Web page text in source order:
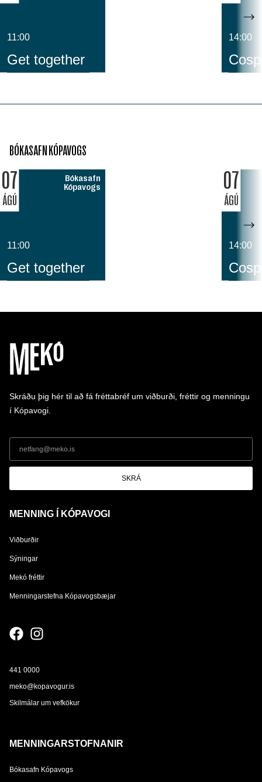
11:00
Get together
14:00
BÓKASAFN KÓPAVOGS
07
ÁGÚ
Bókasafn
Kópavogs
11:00
Get together
07
ÁGÚ
14:00
Skráðu þig hér til að fá fréttabréf um viðburði, fréttir og menningu
í Kópavogi.
SKRÁ
MENNING Í KÓPAVOGI
Viðburðir
Sýningar
Mekó fréttir
Menningarstefna Kópavogsbæjar
441 0000
meko@kopavogur.is
Skilmálar um vefkökur
MENNINGARSTOFNANIR
Bókasafn Kópavogs